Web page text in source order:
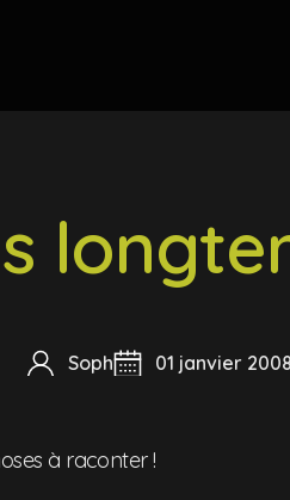
Soph 01 janvier 2008
à raconter !